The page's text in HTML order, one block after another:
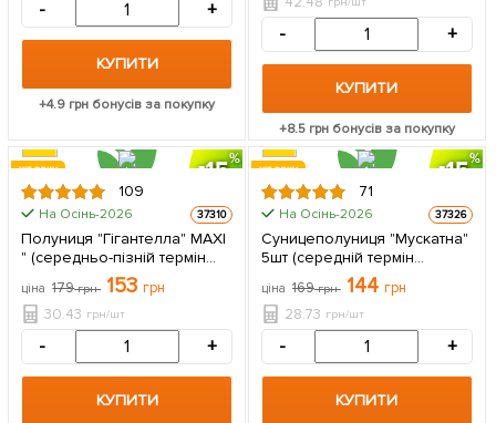
в упаковці
- +
КУПИТИ
+4.9 грн бонусів за покупку
- +
КУПИТИ
+8.5 грн бонусів за покупку
15
ЦІНА ЗА
5шт
ХІТ РОКУ
109
На Осінь-2026 37310
Полуниця "Гігантелла" MAXI
" (середньо-пізній термін
дозрівання, великоплідний
сорт) 5 шт в упаковці
ціна 179грн 153 грн
30.43 грн/шт
- +
КУПИТИ
15
ЦІНА ЗА
5шт
ХІТ РОКУ
71
На Осінь-2026 37326
Суницеполуниця "Мускатна"
5шт (середній термін
дозрівання, ягоди не
схильні до гниття)
ціна 169грн 144 грн
28.73 грн/шт
- +
КУПИТИ